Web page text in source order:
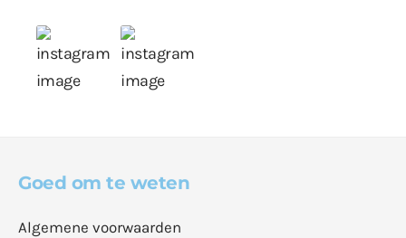
Goed om te weten
Algemene voorwaarden